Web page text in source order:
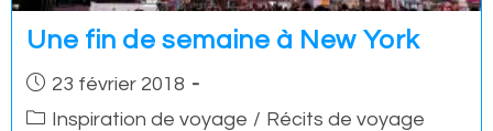
Une fin de semaine à New York
Post23 février 2018
PostInspiration de voyage / Récits de voyage